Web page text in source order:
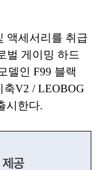
액세서리를 취급
벌 게이밍 하드
델인 F99 블랙
V2 / LEOBOG
시한다.